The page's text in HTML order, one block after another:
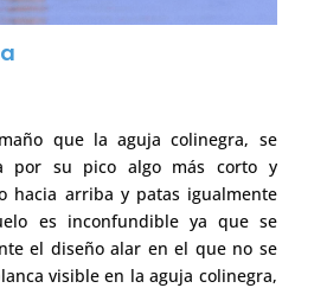
que la aguja colinegra, se
por su pico algo más corto y
hacia arriba y patas igualmente
es inconfundible ya que se
el diseño alar en el que no se
visible en la aguja colinegra,